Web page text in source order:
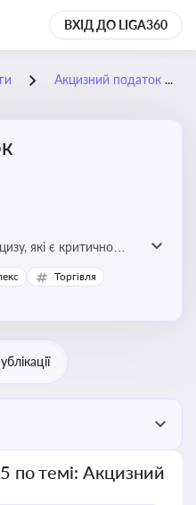
ВХІД ДО LIGA360
Акцизний податок
які є критично
імпортують,
продукцію, з
Торгівля
по темі: Акцизний